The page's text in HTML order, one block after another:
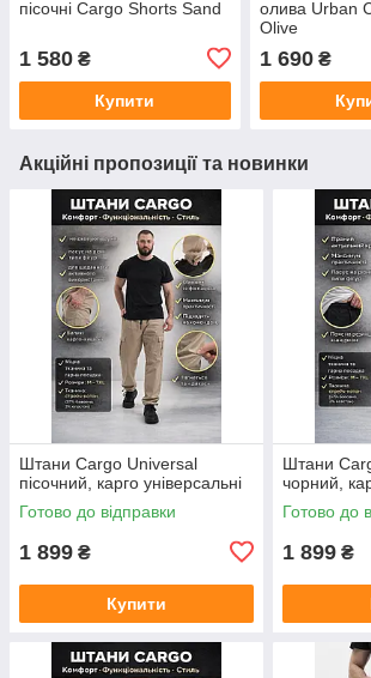
пісочні Cargo Shorts Sand
1 580 ₴
Купити
олива Urban
Olive
1 690₴
Акційні пропозиції та новинки
Штани Cargo Universal
пісочний, карго універсальні
Готово до відправки
1 899 ₴
Купити
Штани
чорний,
Готово до
1 899 ₴